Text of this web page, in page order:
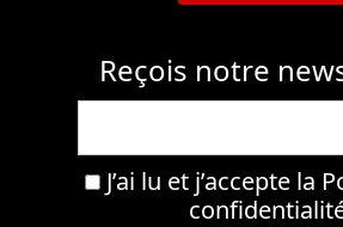
Reçois notre
J’ai lu et j’accepte la